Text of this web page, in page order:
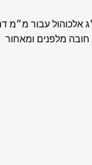
חובה מלפנים ומאחור